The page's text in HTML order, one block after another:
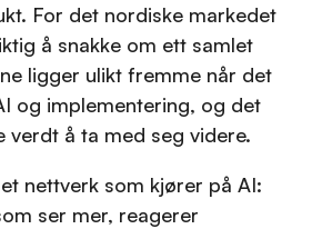
For det nordiske markedet
å snakke om ett samlet
ligger ulikt fremme når det
og implementering, og det
verdt å ta med seg videre.
nettverk som kjører på AI:
ser mer, reagerer